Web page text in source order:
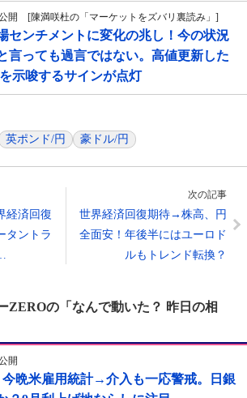
公開 [陳満咲杜の「マーケットをズバリ裏読み」]
センチメントに変化の兆し！今の状況
言っても過言ではない。高値更新した
示唆するサインが点灯
英ポンド/円 豪ドル/円
経済回復
タントラ
次の記事
世界経済回復期待→株高、円
全面安！年後半にはユーロド
ルもトレンド転換？
ZEROの「なんで動いた？ 昨日の相
開
今晩米雇用統計→介入も一応警戒。日銀